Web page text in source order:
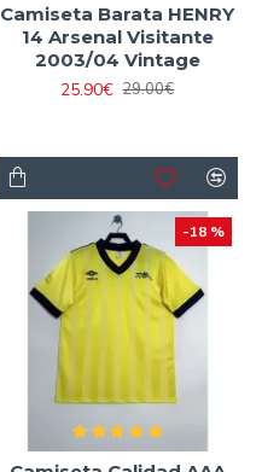
Camiseta Barata HENRY
14 Arsenal Visitante
2003/04 Vintage
25.90€ 29.00€
-18 %